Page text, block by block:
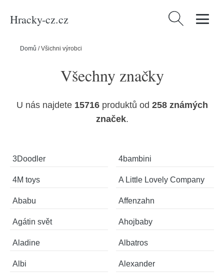
Hracky-cz.cz Vyhledávání
Domů /Všichni výrobci
Všechny značky
U nás najdete 15716produktů od 258 známých
značek.
3Doodler 4bambini
4M toys A Little Lovely Company
Ababu Affenzahn
Agátin svět Ahojbaby
Aladine Albatros
Albi Alexander